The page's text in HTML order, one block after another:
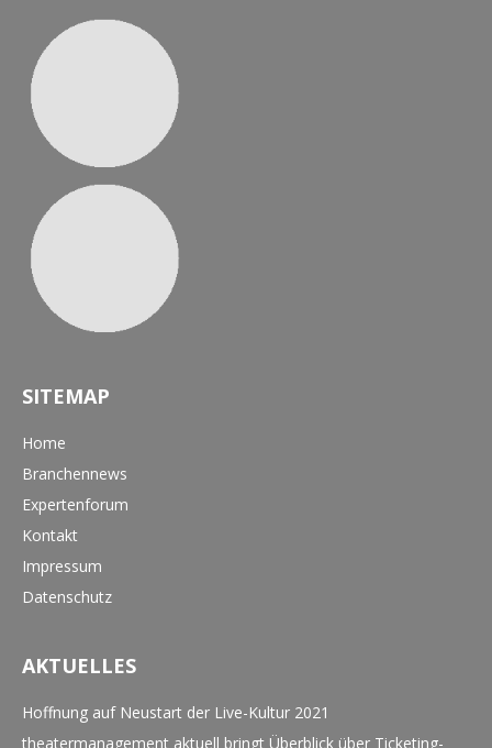
SITEMAP
Home
Branchennews
Expertenforum
Kontakt
Impressum
Datenschutz
AKTUELLES
Hoffnung auf Neustart der Live-Kultur 2021
theatermanagement aktuell bringt Überblick über Ticketing-